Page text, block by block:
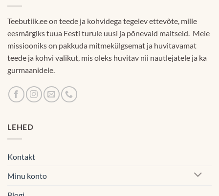
Teebutiik.ee on teede ja kohvidega tegelev ettevõte, mille
eesmärgiks tuua Eesti turule uusi ja põnevaid maitseid. Meie
missiooniks on pakkuda mitmekülgsemat ja huvitavamat
teede ja kohvi valikut, mis oleks huvitav nii nautlejatele ja ka
gurmaanidele.
LEHED
Kontakt
Minu konto